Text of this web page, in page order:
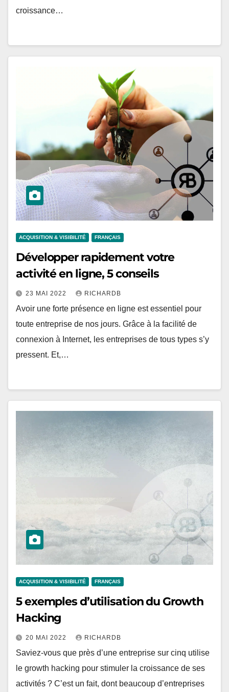
croissance…
ACQUISITION & VISIBILITÉ FRANÇAIS
Développer rapidement votre
23 MAI 2022 RICHARDB
Avoir une forte présence en ligne est essentiel pour
toute entreprise de nos jours. Grâce à la facilité de
connexion à Internet, les entreprises de tous types s’y
pressent. Et,…
ACQUISITION & VISIBILITÉ FRANÇAIS
5 exemples d’utilisation du Growth
Hacking
20 MAI 2022 RICHARDB
Saviez-vous que près d’une entreprise sur cinq utilise
le growth hacking pour stimuler la croissance de ses
activités ? C’est un fait, dont beaucoup d’entreprises